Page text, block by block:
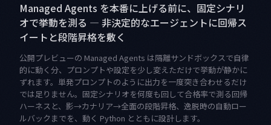
Managed Agents を本番に上げる前に、固定シナリ
オで挙動を測る — 非決定的なエージェントに回帰ス
イートと段階昇格を敷く
公開プレビューの Managed Agents は隔離サンドボックスで自律
的に動く分、プロンプトや設定を少し変えただけで挙動が静かに
ずれます。単発プロンプトのように出力を一度突き合わせるだけ
では足りません。固定シナリオを何度も回して合格率で測る回帰
ハーネスと、影→カナリア→全面の段階昇格、逸脱時の自動ロー
ルバックまでを、動く Python とともに設計します。